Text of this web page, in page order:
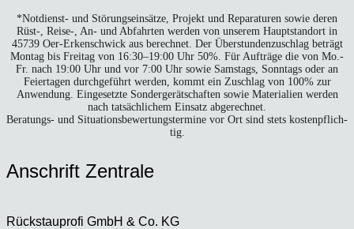
*Not­dienst- und Stö­rungs­ein­sät­ze, Pro­jekt und Repa­ra­tu­ren sowie deren
Rüst‑, Reise‑, An- und Abfahr­ten wer­den von unse­rem Haupt­stand­ort in
45739 Oer-Erken­sch­wick aus berech­net. Der Über­stun­den­zu­schlag beträgt
Mon­tag bis Frei­tag von 16:30–19:00 Uhr 50%. Für Auf­trä­ge die von Mo.-
Fr. nach 19:00 Uhr und vor 7:00 Uhr sowie Sams­tags, Sonn­tags oder an
Fei­er­ta­gen durch­ge­führt wer­den, kommt ein Zuschlag von 100% zur
Anwen­dung. Ein­ge­setz­te Son­der­ge­rät­schaf­ten sowie Mate­ria­li­en wer­den
nach tat­säch­li­chem Ein­satz abge­rech­net.
Bera­tungs- und Situa­ti­ons­be­wer­tungs­ter­mi­ne vor Ort sind stets kos­ten­pflich­
tig.
Anschrift Zen­tra­le
Rück­stau­pro­fi GmbH & Co. KG